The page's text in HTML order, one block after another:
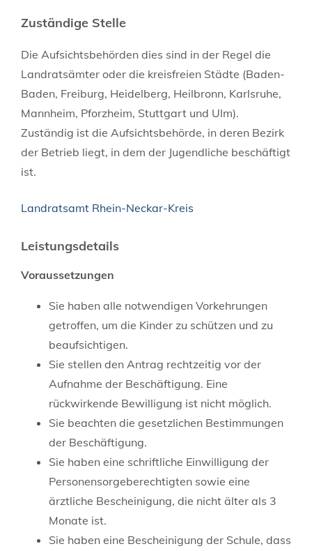
Zuständige Stelle
Die Aufsichtsbehörden dies sind in der Regel die
Landratsämter oder die kreisfreien Städte (Baden-
Baden, Freiburg, Heidelberg, Heilbronn, Karlsruhe,
Mannheim, Pforzheim, Stuttgart und Ulm).
Zuständig ist die Aufsichtsbehörde, in deren Bezirk
der Betrieb liegt, in dem der Jugendliche beschäftigt
ist.
Landratsamt Rhein-Neckar-Kreis
Leistungsdetails
Voraussetzungen
Sie haben alle notwendigen Vorkehrungen
getroffen, um die Kinder zu schützen und zu
beaufsichtigen.
Sie stellen den Antrag rechtzeitig vor der
Aufnahme der Beschäftigung. Eine
rückwirkende Bewilligung ist nicht möglich.
Sie beachten die gesetzlichen Bestimmungen
der Beschäftigung.
Sie haben eine schriftliche Einwilligung der
Personensorgeberechtigten sowie eine
ärztliche Bescheinigung, die nicht älter als 3
Monate ist.
Sie haben eine Bescheinigung der Schule, dass